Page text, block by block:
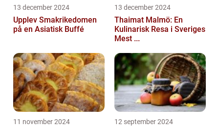
13 december 2024
Upplev Smakrikedomen
på en Asiatisk Buffé
13 december 2024
Thaimat Malmö: En
Kulinarisk Resa i Sveriges
Mest ...
11 november 2024 12 september 2024